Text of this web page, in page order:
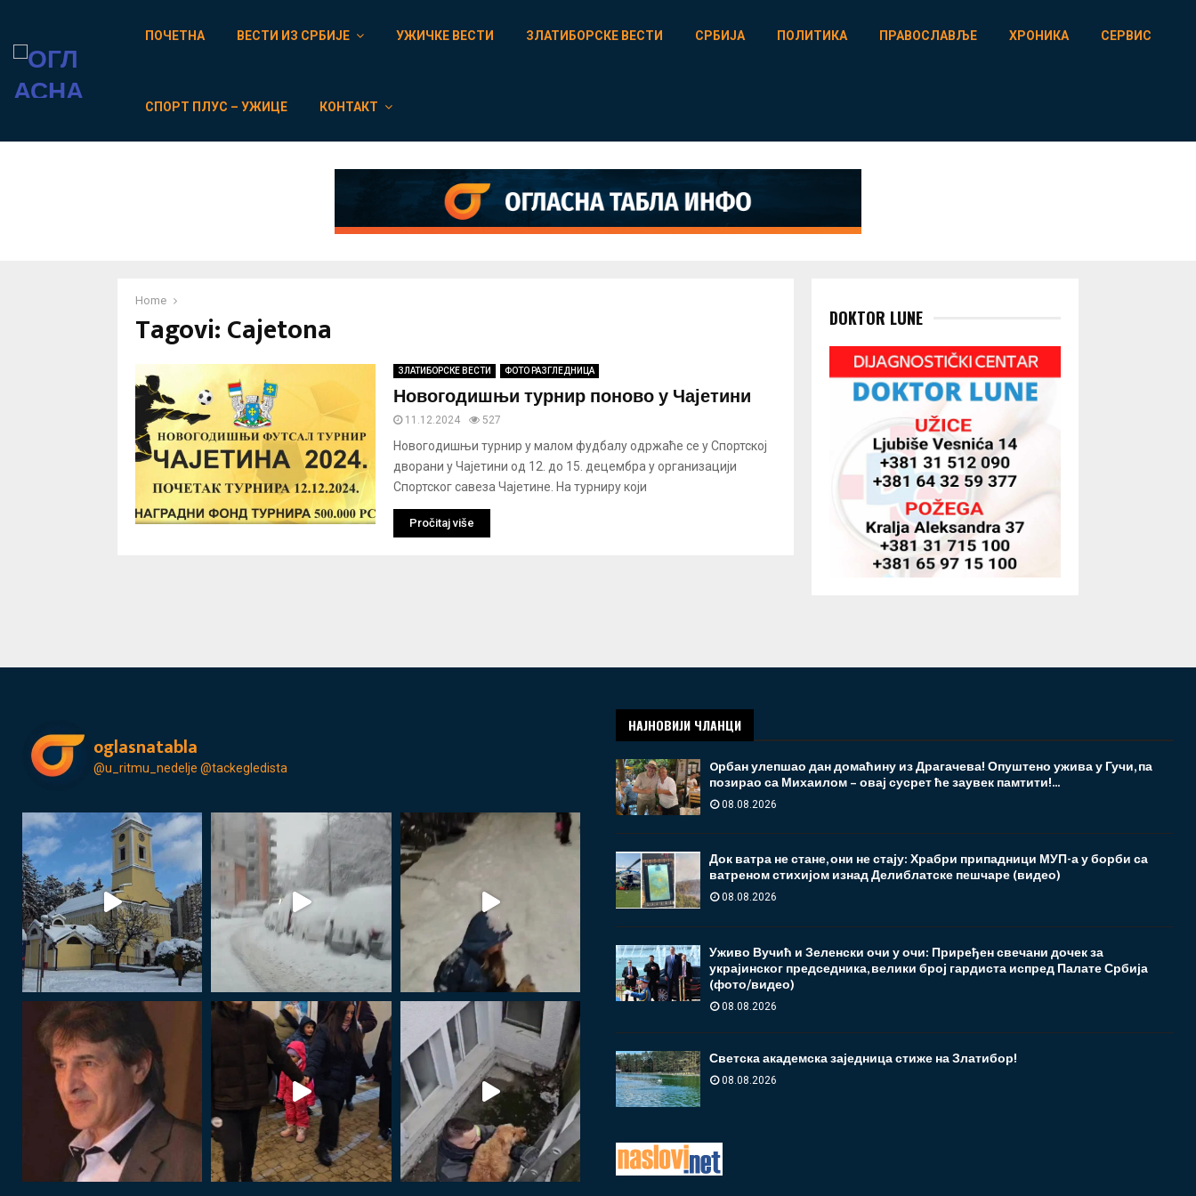
ПОЧЕТНА ВЕСТИ ИЗ СРБИЈЕ УЖИЧКЕ ВЕСТИ ЗЛАТИБОРСКЕ ВЕСТИ СРБИЈА ПОЛИТИКА ПРАВОСЛАВЉЕ ХРОНИКА СЕРВИС
СПОРТ ПЛУС – УЖИЦЕ КОНТАКТ
Home
Tagovi: Cajetona
ЗЛАТИБОРСКЕ ВЕСТИ ФОТО РАЗГЛЕДНИЦА
Новогодишњи турнир поново у Чајетини
11.12.2024 527
Новогодишњи турнир у малом фудбалу одржаће се у Спортској
дворани у Чајетини од 12. до 15. децембра у организацији
Спортског савеза Чајетине. На турниру који
Pročitaj više
DOKTOR LUNE
oglasnatabla
@u_ritmu_nedelje @tackegledista
НАЈНОВИЈИ ЧЛАНЦИ
Oрбан улепшао дан домаћину из Драгачева! Опуштено ужива у Гучи, па
позирао са Михаилом – овај сусрет ће заувек памтити!...
08.08.2026
Док ватра не стане, они не стају: Храбри припадници МУП-а у борби са
ватреном стихијом изнад Делиблатске пешчаре (видео)
08.08.2026
Уживо Вучић и Зеленски очи у очи: Приређен свечани дочек за
украјинског председника, велики број гардиста испред Палате Србија
(фото/видео)
08.08.2026
Светска академска заједница стиже на Златибор!
08.08.2026